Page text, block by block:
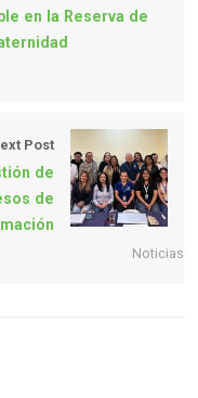
en la Reserva de
Post
de
de
Noticias